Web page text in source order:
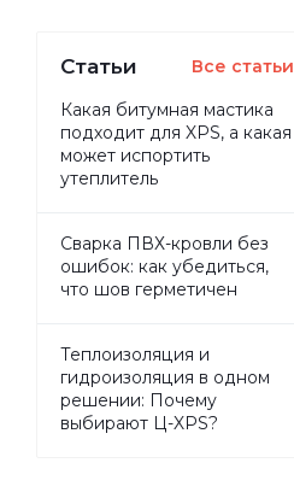
Статьи Все статьи
Какая битумная мастика
подходит для XPS, а какая
может испортить
утеплитель
Сварка ПВХ-кровли без
ошибок: как убедиться,
что шов герметичен
Теплоизоляция и
гидроизоляция в одном
решении: Почему
выбирают Ц-XPS?